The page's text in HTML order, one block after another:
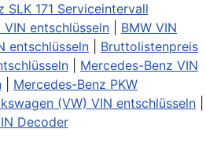
SLK 171 Serviceintervall
VIN entschlüsseln
BMW VIN
entschlüsseln
Bruttolistenpreis
Mercedes-Benz VIN
Mercedes-Benz PKW
(VW) VIN entschlüsseln
Decoder